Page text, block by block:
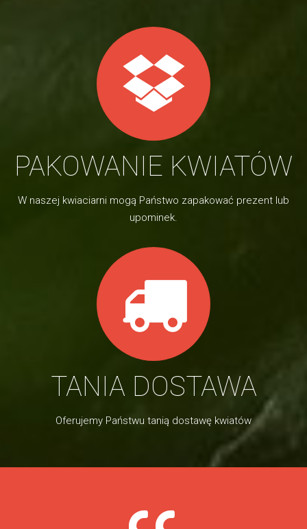
PAKOWANIE KWIATÓW
W naszej kwiaciarni mogą Państwo zapakować prezent lub
upominek.
TANIA DOSTAWA
Oferujemy Państwu tanią dostawę kwiatów